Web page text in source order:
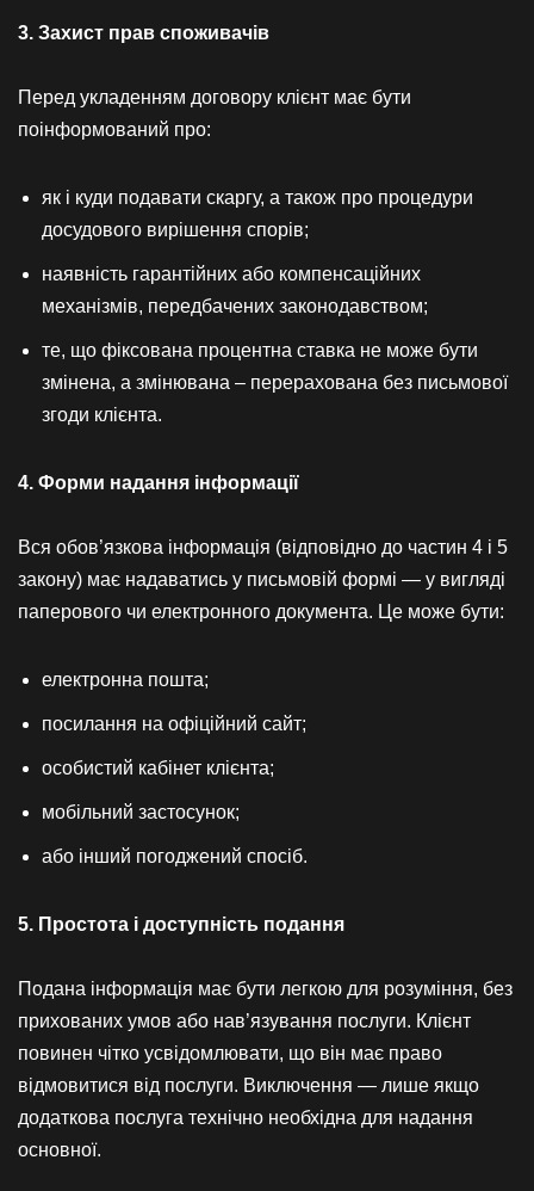
3. Захист прав споживачів
Перед укладенням договору клієнт має бути
поінформований про:
як і куди подавати скаргу, а також про процедури
досудового вирішення спорів;
наявність гарантійних або компенсаційних
механізмів, передбачених законодавством;
те, що фіксована процентна ставка не може бути
змінена, а змінювана – перерахована без письмової
згоди клієнта.
4. Форми надання інформації
Вся обов’язкова інформація (відповідно до частин 4 і 5
закону) має надаватись у письмовій формі — у вигляді
паперового чи електронного документа. Це може бути:
електронна пошта;
посилання на офіційний сайт;
особистий кабінет клієнта;
мобільний застосунок;
або інший погоджений спосіб.
5. Простота і доступність подання
Подана інформація має бути легкою для розуміння, без
прихованих умов або нав’язування послуги. Клієнт
повинен чітко усвідомлювати, що він має право
відмовитися від послуги. Виключення — лише якщо
додаткова послуга технічно необхідна для надання
основної.